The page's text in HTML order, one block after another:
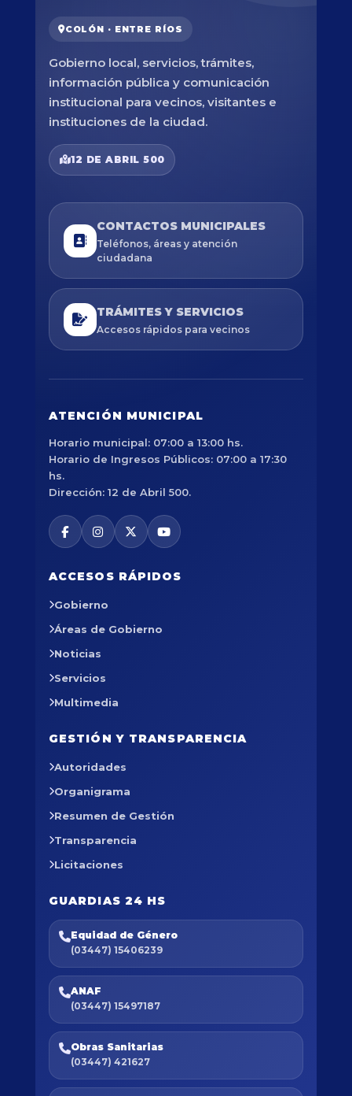
COLÓN · ENTRE RÍOS
Gobierno local, servicios, trámites,
información pública y comunicación
institucional para vecinos, visitantes e
instituciones de la ciudad.
12 DE ABRIL 500
CONTACTOS MUNICIPALES
Teléfonos, áreas y atención
ciudadana
TRÁMITES Y SERVICIOS
Accesos rápidos para vecinos
ATENCIÓN MUNICIPAL
Horario municipal: 07:00 a 13:00 hs.
Horario de Ingresos Públicos: 07:00 a 17:30
hs.
Dirección: 12 de Abril 500.
ACCESOS RÁPIDOS
Gobierno
Áreas de Gobierno
Noticias
Servicios
Multimedia
GESTIÓN Y TRANSPARENCIA
Autoridades
Organigrama
Resumen de Gestión
Transparencia
Licitaciones
GUARDIAS 24 HS
Equidad de Género
(03447) 15406239
ANAF
(03447) 15497187
Obras Sanitarias
(03447) 421627